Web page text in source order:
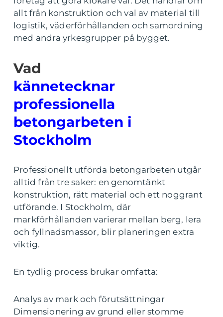
allt från konstruktion och val av material till
logistik, väderförhållanden och samordning
med andra yrkesgrupper på bygget.
Vad
kännetecknar
professionella
betongarbeten i
Stockholm
Professionellt utförda betongarbeten utgår
alltid från tre saker: en genomtänkt
konstruktion, rätt material och ett noggrant
utförande. I Stockholm, där
markförhållanden varierar mellan berg, lera
och fyllnadsmassor, blir planeringen extra
viktig.
En tydlig process brukar omfatta:
Analys av mark och förutsättningar
Dimensionering av grund eller stomme